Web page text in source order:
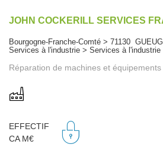
JOHN COCKERILL SERVICES
Bourgogne-Franche-Comté > 71130
Services à l'industrie > Services à l'industrie
Réparation de machines et
EFFECTIF
CA M€